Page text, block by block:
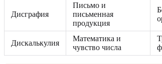
Дисграфия
Письмо и
письменная
продукция
Дискалькулия
Математика и
чувство числа